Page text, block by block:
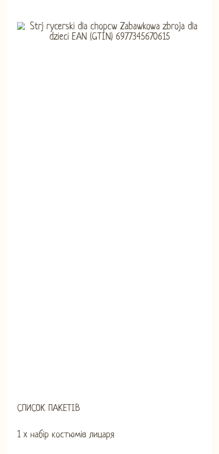
СПИСОК ПАКЕТІВ
1 x набір костюмів лицаря